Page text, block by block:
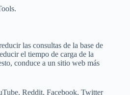
las consultas de la base de
el tiempo de carga de la
conduce a un sitio web más
Reddit, Facebook, Twitter